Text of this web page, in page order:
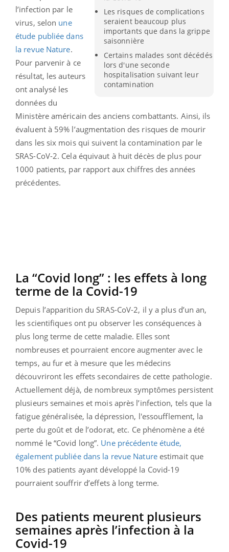
Les risques de complications
seraient beaucoup plus
importants que dans la grippe
saisonnière
Certains malades sont décédés
lors d'une seconde
hospitalisation suivant leur
contamination
l’infection par le
virus, selon une
étude publiée dans
la revue Nature.
Pour parvenir à ce
résultat, les auteurs
ont analysé les
données du
Ministère américain des anciens combattants. Ainsi, ils
évaluent à 59% l’augmentation des risques de mourir
dans les six mois qui suivent la contamination par le
SRAS-CoV-2. Cela équivaut à huit décès de plus pour
1000 patients, par rapport aux chiffres des années
précédentes.
La “Covid long” : les effets à long
terme de la Covid-19
Depuis l’apparition duSRAS-CoV-2, il y a plus d’un an,
les scientifiques ont pu observer les conséquences à
plus long terme de cette maladie. Elles sont
nombreuses et pourraient encore augmenter avec le
temps, au fur et à mesure que les médecins
découvriront les effets secondaires de cette pathologie.
Actuellement déjà, de nombreux symptômes persistent
plusieurs semaines et mois après l’infection, tels que la
fatigue généralisée, la dépression, l'essoufflement, la
perte du goût et de l’odorat, etc. Ce phénomène a été
nommé le “Covid long”. Une précédente étude,
également publiée dans la revue Natureestimait que
10% des patients ayant développé la Covid-19
pourraient souffrir d’effets à long terme.
Des patients meurent plusieurs
semaines après l’infection à la
Covid-19